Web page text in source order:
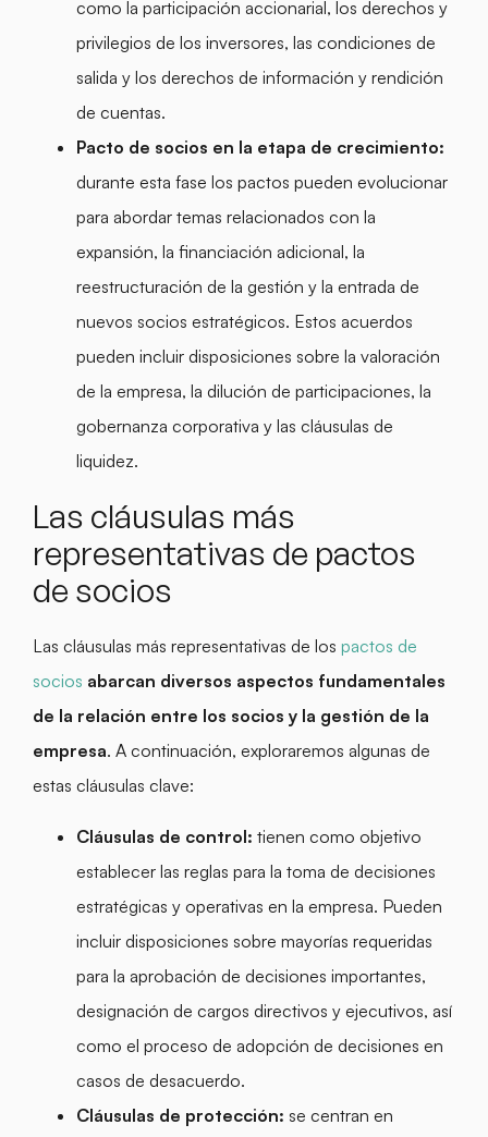
como la participación accionarial, los derechos y
privilegios de los inversores, las condiciones de
salida y los derechos de información y rendición
de cuentas.
Pacto de socios en la etapa de crecimiento:
durante esta fase los pactos pueden evolucionar
para abordar temas relacionados con la
expansión, la financiación adicional, la
reestructuración de la gestión y la entrada de
nuevos socios estratégicos. Estos acuerdos
pueden incluir disposiciones sobre la valoración
de la empresa, la dilución de participaciones, la
gobernanza corporativa y las cláusulas de
liquidez.
Las cláusulas más
representativas de pactos
de socios
Las cláusulas más representativas de los pactos de
socios abarcan diversos aspectos fundamentales
de la relación entre los socios y la gestión de la
empresa. A continuación, exploraremos algunas de
estas cláusulas clave:
Cláusulas de control: tienen como objetivo
establecer las reglas para la toma de decisiones
estratégicas y operativas en la empresa. Pueden
incluir disposiciones sobre mayorías requeridas
para la aprobación de decisiones importantes,
designación de cargos directivos y ejecutivos, así
como el proceso de adopción de decisiones en
casos de desacuerdo.
Cláusulas de protección: se centran en